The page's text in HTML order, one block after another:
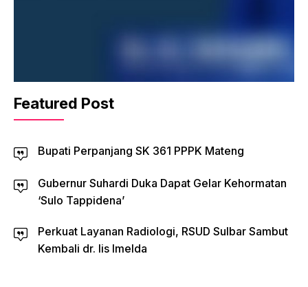
Featured Post
Bupati Perpanjang SK 361 PPPK Mateng
Gubernur Suhardi Duka Dapat Gelar Kehormatan
‘Sulo Tappidena’
Perkuat Layanan Radiologi, RSUD Sulbar Sambut
Kembali dr. Iis Imelda